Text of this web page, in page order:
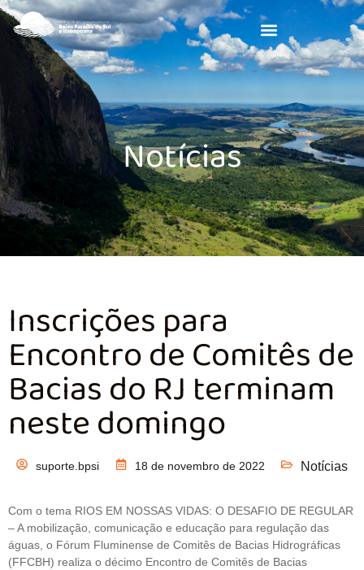
Notícias
Inscrições para
Encontro de Comitês de
Bacias do RJ terminam
neste domingo
suporte.bpsi 18 de novembro de 2022 Notícias
Com o tema RIOS EM NOSSAS VIDAS: O DESAFIO DE REGULAR
– A mobilização, comunicação e educação para regulação das
águas, o Fórum Fluminense de Comitês de Bacias Hidrográficas
(FFCBH) realiza o décimo Encontro de Comitês de Bacias